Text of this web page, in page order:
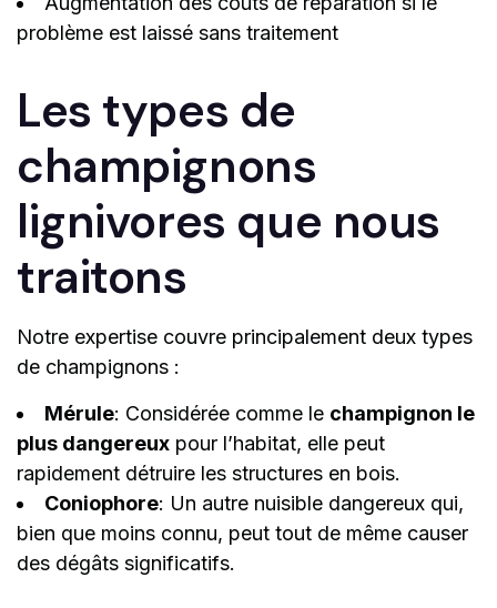
problème est laissé sans traitement
Les types de
champignons
lignivores que nous
traitons
Notre expertise couvre principalement deux types
de champignons :
Mérule: Considérée comme le champignon le
plus dangereux pour l’habitat, elle peut
rapidement détruire les structures en bois.
Coniophore: Un autre nuisible dangereux qui,
bien que moins connu, peut tout de même causer
des dégâts significatifs.